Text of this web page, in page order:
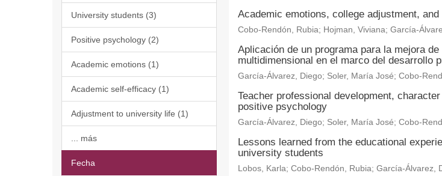
University students (3)
Positive psychology (2)
Academic emotions (1)
Academic self-efficacy (1)
Adjustment to university life (1)
... más
Fecha
Academic emotions, college adjustment,
Cobo-Rendón, Rubia; Hojman, Viviana; García-
Aplicación de un programa para la mejora
multidimensional en el marco del desarrollo
García-Álvarez, Diego; Soler, María José; Cobo-
Teacher professional development,
positive psychology
García-Álvarez, Diego; Soler, María José; Cobo-
Lessons learned from the educational
university students
Lobos, Karla; Cobo-Rendón, Rubia; García-Álvarez,